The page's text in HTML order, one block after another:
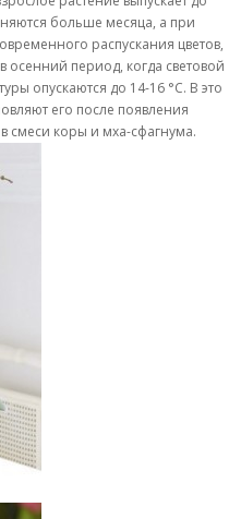
больше месяца, а при
распускания цветов,
осенний период, когда световой
опускаются до 14-16 °С. В это
его после появления
смеси коры и мха-сфагнума.